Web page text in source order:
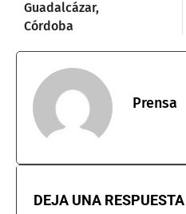
Guadalcázar,
Córdoba
Prensa
DEJA UNA RESPUESTA